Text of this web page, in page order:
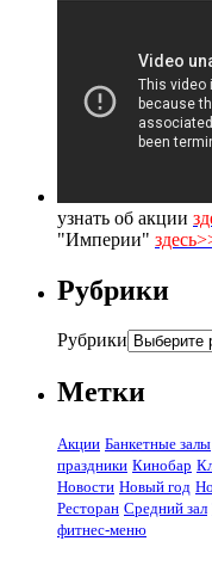
узнать об акции
"Империи"
Рубрики
Рубрики
Метки
Акции Банкетные залы
праздники Кинобар
Новости Новый год
Ресторан Средний зал
фитнес-меню